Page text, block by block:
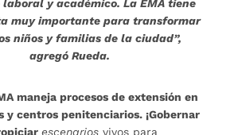
laboral y académico. La EMA tiene
muy importante para transformar
niños y familias de la ciudad”,
agregó Rueda.
maneja procesos de extensión en
y centros penitenciarios. ¡Gobernar
escenarios vivos para